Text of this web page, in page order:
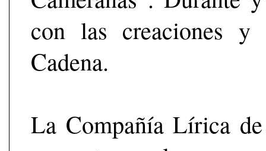
con las creaciones
Cadena.
La Compañía Lírica